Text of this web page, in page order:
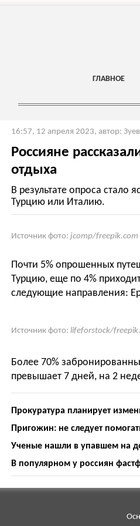
ГЛАВНОЕ
16:57, 12 апреля 2023, автор:
Россияне
отдыха
В результате опроса стало
Турцию или Италию.
Источник фото: jcomp/freepik.com
Почти 5% опрошенных
Турцию, еще по 4%
следующие направления:
Источник фото: lifeforstock/
Более 70%
превышает 7 дней, на 2
Прокуратура планирует
Пригожин: не следует
Ученые нашли в упавшем на
В популярном у россиян